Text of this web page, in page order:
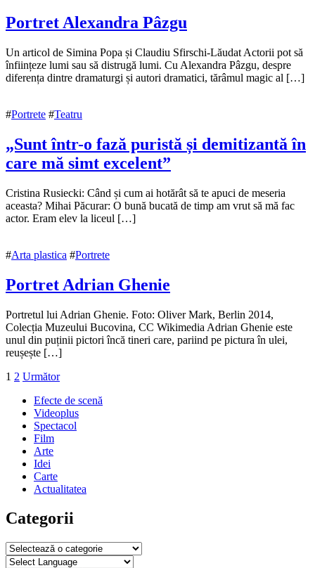
Portret Alexandra Pâzgu
9
noiembrie
202010
Un articol de Simina Popa și Claudiu Sfirschi-Lăudat Actorii pot să
înființeze lumi sau să distrugă lumi. Cu Alexandra Pâzgu, despre
diferența dintre dramaturgi și autori dramatici, tărâmul magic al […]
#Portrete #Teatru
„Sunt într-o fază puristă și demitizantă în
care mă simt excelent”
9
noiembrie
202029
Cristina Rusiecki: Când și cum ai hotărât să te apuci de meseria
aceasta? Mihai Păcurar: O bună bucată de timp am vrut să mă fac
actor. Eram elev la liceul […]
#Arta plastica #Portrete
Portret Adrian Ghenie
9
noiembrie
2020 10
noiembrie
Portretul lui Adrian Ghenie. Foto: Oliver Mark, Berlin 2014,
Colecția Muzeului Bucovina, CC Wikimedia Adrian Ghenie este
unul din puținii pictori încă tineri care, pariind pe pictura în ulei,
reușește […]
Paginație
articole
1 2 Următor
Efecte de scenă
Videoplus
Spectacol
Film
Arte
Idei
Carte
Actualitatea
Categorii
Categorii